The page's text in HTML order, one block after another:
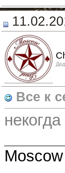
Вcе к
некогда